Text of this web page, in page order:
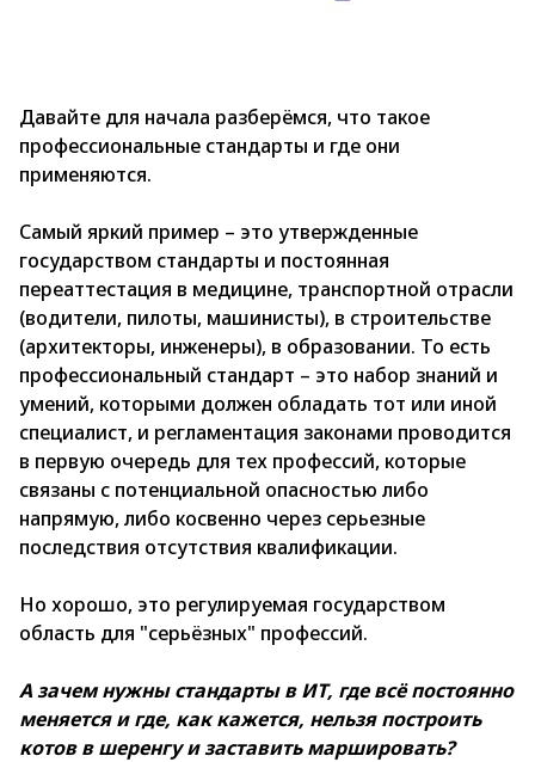
Давайте для начала разберёмся, что такое
профессиональные стандарты и где они
применяются.
Самый яркий пример – это утвержденные
государством стандарты и постоянная
переаттестация в медицине, транспортной отрасли
(водители, пилоты, машинисты), в строительстве
(архитекторы, инженеры), в образовании. То есть
профессиональный стандарт – это набор знаний и
умений, которыми должен обладать тот или иной
специалист, и регламентация законами проводится
в первую очередь для тех профессий, которые
связаны с потенциальной опасностью либо
напрямую, либо косвенно через серьезные
последствия отсутствия квалификации.
Но хорошо, это регулируемая государством
область для "серьёзных" профессий.
А зачем нужны стандарты в ИТ, где всё постоянно
меняется и где, как кажется, нельзя построить
котов в шеренгу и заставить маршировать?